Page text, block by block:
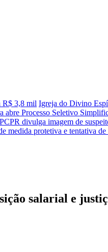
R$ 3,8 mil Igreja do Divino
abre Processo Seletivo
PCPR divulga imagem de
medida protetiva e tentativa
salarial e